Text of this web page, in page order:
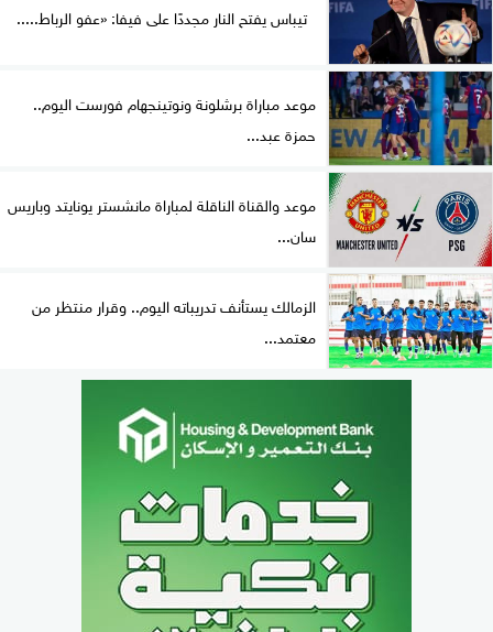
تيباس يفتح النار مجددًا على فيفا: «عفو الرباط.....
موعد مباراة برشلونة ونوتينجهام فورست اليوم..
حمزة عبد...
موعد والقناة الناقلة لمباراة مانشستر يونايتد وباريس
سان...
الزمالك يستأنف تدريباته اليوم.. وقرار منتظر من
معتمد...